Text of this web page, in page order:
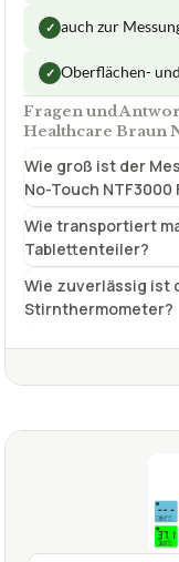
✓ auch zur
✓ Oberflächen-
Fragen und
Healthcare Braun
Wie groß ist der
No-Touch
Wie transportiert
Tablettenteiler?
Wie zuverlässig ist
Stirnthermometer?